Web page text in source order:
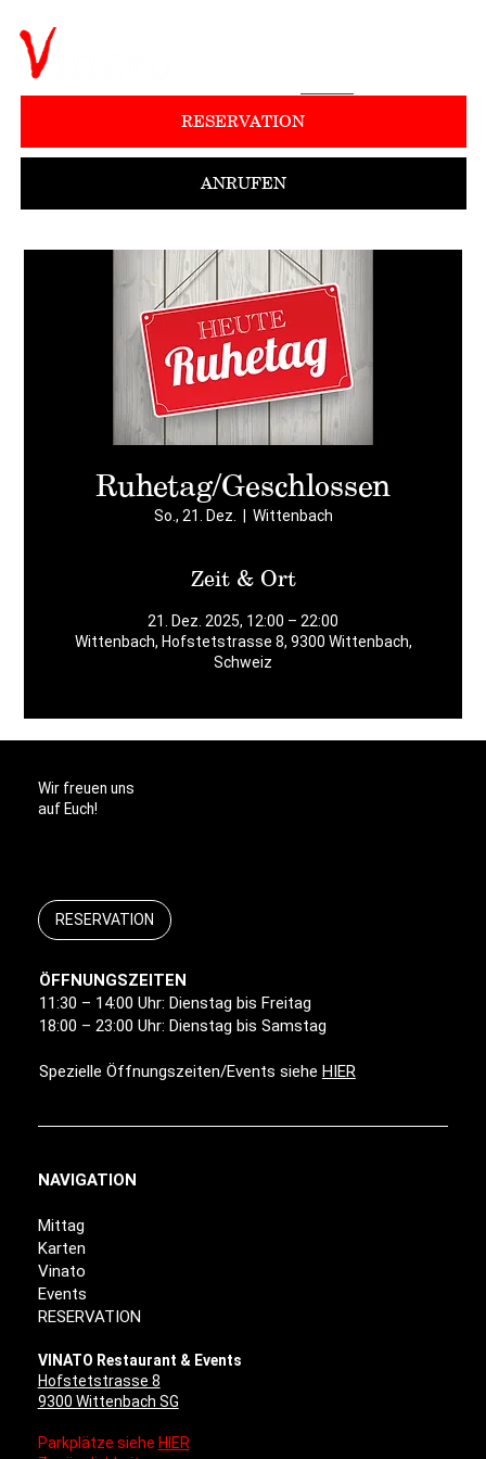
ANRUFEN
RESERVATION
Ruhetag/Geschlossen
So., 21. Dez. Wittenbach
Zeit & Ort
21. Dez. 2025, 12:00 – 22:00
Wittenbach, Hofstetstrasse 8, 9300 Wittenbach,
Schweiz
Wir freuen uns
auf Euch!
RESERVATION
ÖFFNUNGSZEITEN
11:30 – 14:00 Uhr: Dienstag bis Freitag
18:00 – 23:00 Uhr: Dienstag bis Samstag
Spezielle Öffnungszeiten/Events siehe HIER
VINATO Restaurant & Events
Hofstetstrasse 8
9300 Wittenbach SG
Parkplätze siehe HIER
NAVIGATION
Mittag
Karten
Vinato
Events
RESERVATION